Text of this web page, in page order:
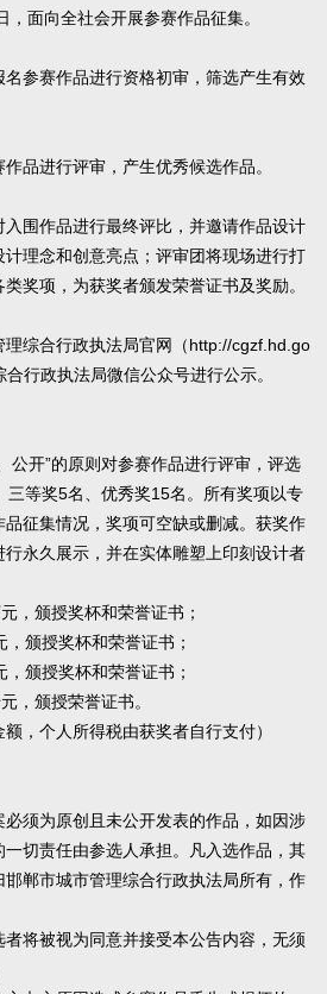
面向全社会开展参赛作品征集。
参赛作品进行资格初审，筛选产生有效
品进行评审，产生优秀候选作品。
围作品进行最终评比，并邀请作品设计
理念和创意亮点；评审团将现场进行打
奖项，为获奖者颁发荣誉证书及奖励。
综合行政执法局官网（http://cgzf.hd.go
行政执法局微信公众号进行公示。
公开”的原则对参赛作品进行评审，评选
三等奖5名、优秀奖15名。所有奖项以专
征集情况，奖项可空缺或删减。获奖作
永久展示，并在实体雕塑上印刻设计者
，颁授奖杯和荣誉证书；
颁授奖杯和荣誉证书；
颁授奖杯和荣誉证书；
，颁授荣誉证书。
，个人所得税由获奖者自行支付）
必须为原创且未公开发表的作品，如因涉
切责任由参选人承担。凡入选作品，其
郸市城市管理综合行政执法局所有，作
者将被视为同意并接受本公告内容，无须